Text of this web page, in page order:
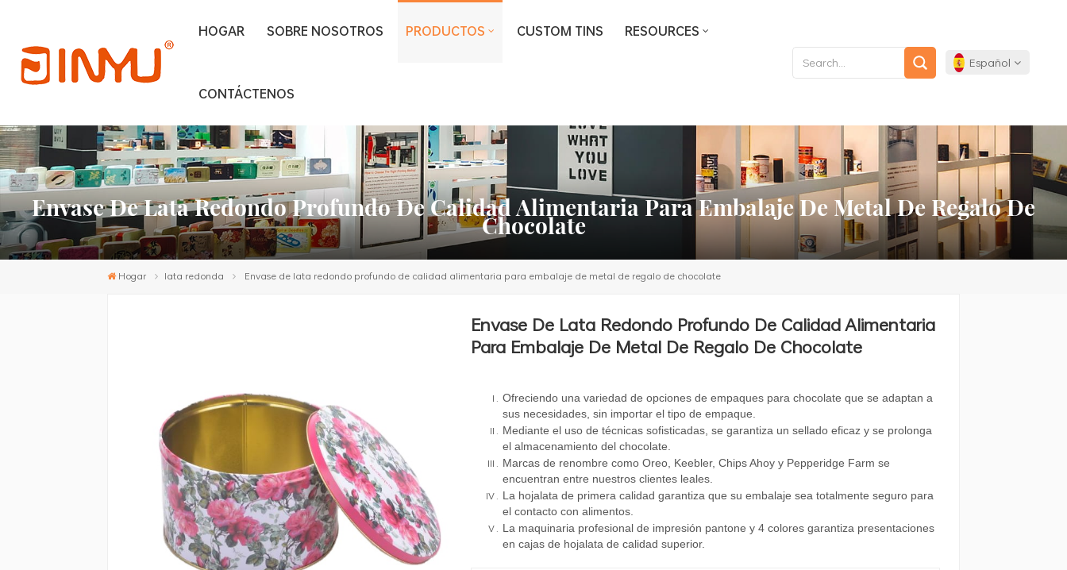
HOGAR SOBRE NOSOTROS PRODUCTOS CUSTOM TINS RESOURCES
CONTÁCTENOS
Español
Français
Deutsch
Español
Envase De Lata Redondo Profundo De Calidad Alimentaria Para Embalaje De Metal De Regalo De
Chocolate
Hogar lata redonda Envase de lata redondo profundo de calidad alimentaria para embalaje de metal de regalo de chocolate
Envase De Lata Redondo Profundo De Calidad Alimentaria
Para Embalaje De Metal De Regalo De Chocolate
Ofreciendo una variedad de opciones de empaques para chocolate que se adaptan a
sus necesidades, sin importar el tipo de empaque.
Mediante el uso de técnicas sofisticadas, se garantiza un sellado eficaz y se prolonga
el almacenamiento del chocolate.
Marcas de renombre como Oreo, Keebler, Chips Ahoy y Pepperidge Farm se
encuentran entre nuestros clientes leales.
La hojalata de primera calidad garantiza que su embalaje sea totalmente seguro para
el contacto con alimentos.
La maquinaria profesional de impresión pantone y 4 colores garantiza presentaciones
en cajas de hojalata de calidad superior.